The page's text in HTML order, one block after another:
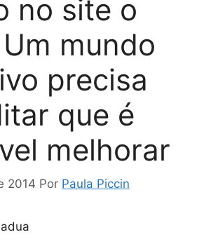
no site o
mundo
precisa
que é
melhorar
2014 Por Paula Piccin